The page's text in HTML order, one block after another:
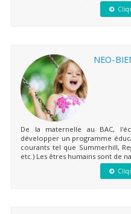
NEO-
De la maternelle au BAC,
développer un programme
courants tel que Summerhill,
etc.) Les êtres humains sont de